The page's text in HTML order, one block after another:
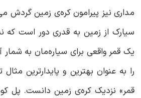
مداری نیز پیرامون کره‌ی زمین گردش
سیارک از زمین به قدری دور است که
یک قمر واقعی برای سیاره‌‌مان به شمار
را به عنوان بهترین و پایدارترین